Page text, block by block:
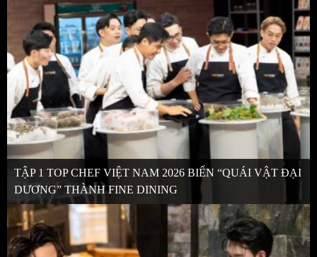
TẬP 1 TOP CHEF VIỆT NAM 2026 BIẾN “QUÁI VẬT ĐẠI
DƯƠNG” THÀNH FINE DINING